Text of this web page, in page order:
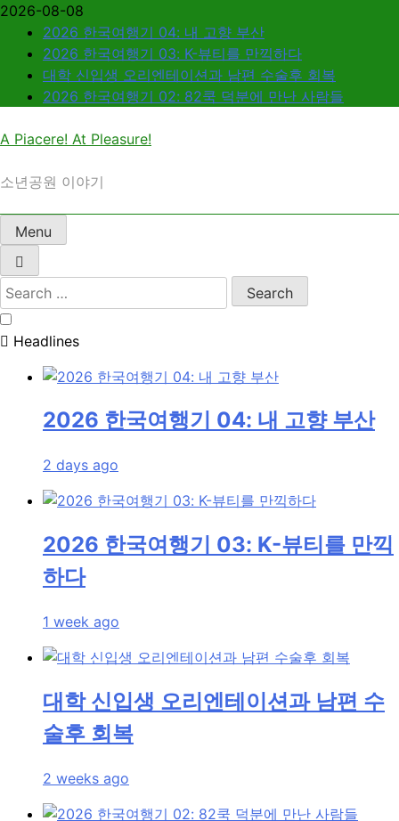
Skip
content
2026-08-08
2026 한국여행기 04: 내 고향 부산
2026 한국여행기 03: K-뷰티를 만끽하다
대학 신입생 오리엔테이션과 남편 수술후 회복
2026 한국여행기 02: 82쿡 덕분에 만난 사람들
A Piacere! At Pleasure!
소년공원 이야기
Menu
Search
for:
Headlines
2026 한국여행기 04: 내 고향 부산
2 days ago
2026 한국여행기 03: K-뷰티를 만끽
하다
1 week ago
대학 신입생 오리엔테이션과 남편 수
술후 회복
2 weeks ago